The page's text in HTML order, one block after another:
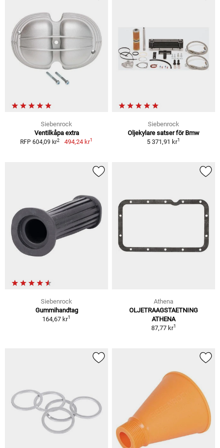
Siebenrock
Ventilkåpa extra
RFP 604,09 kr2 494,24 kr1
Siebenrock
Oljekylare satser för Bmw
5 371,91 kr1
Siebenrock
Gummihandtag
164,67 kr1
Athena
OLJETRAAGSTAETNING
ATHENA
87,77 kr1